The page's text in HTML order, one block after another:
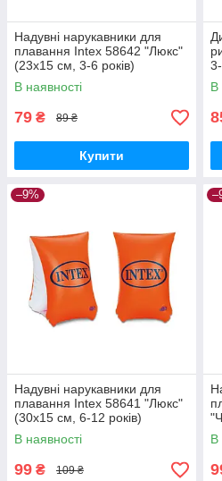
Надувні нарукавники для
плавання Intex 58642 "Люкс"
(23х15 см, 3-6 років)
В наявності
79 ₴ 89 ₴
Купити
В
–9%
Надувні нарукавники для
плавання Intex 58641 "Люкс"
(30х15 см, 6-12 років)
В наявності
99 ₴ 109 ₴
В